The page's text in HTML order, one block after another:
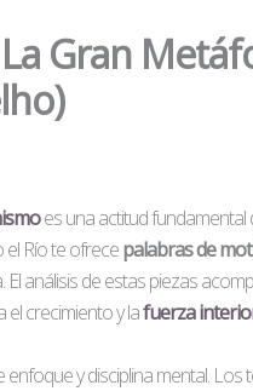
Gran
es una actitud fundamental
el Río te ofrecepalabras de
análisis de estas piezas
el crecimiento y lafuerza
y disciplina mental.